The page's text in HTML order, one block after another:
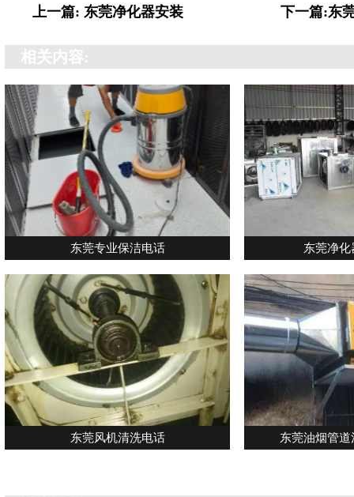
上一篇: 东莞净化器安装 下一篇:东
相关内容:
东莞专业保洁电话 东莞净
东莞风机清洗电话 东莞油烟管